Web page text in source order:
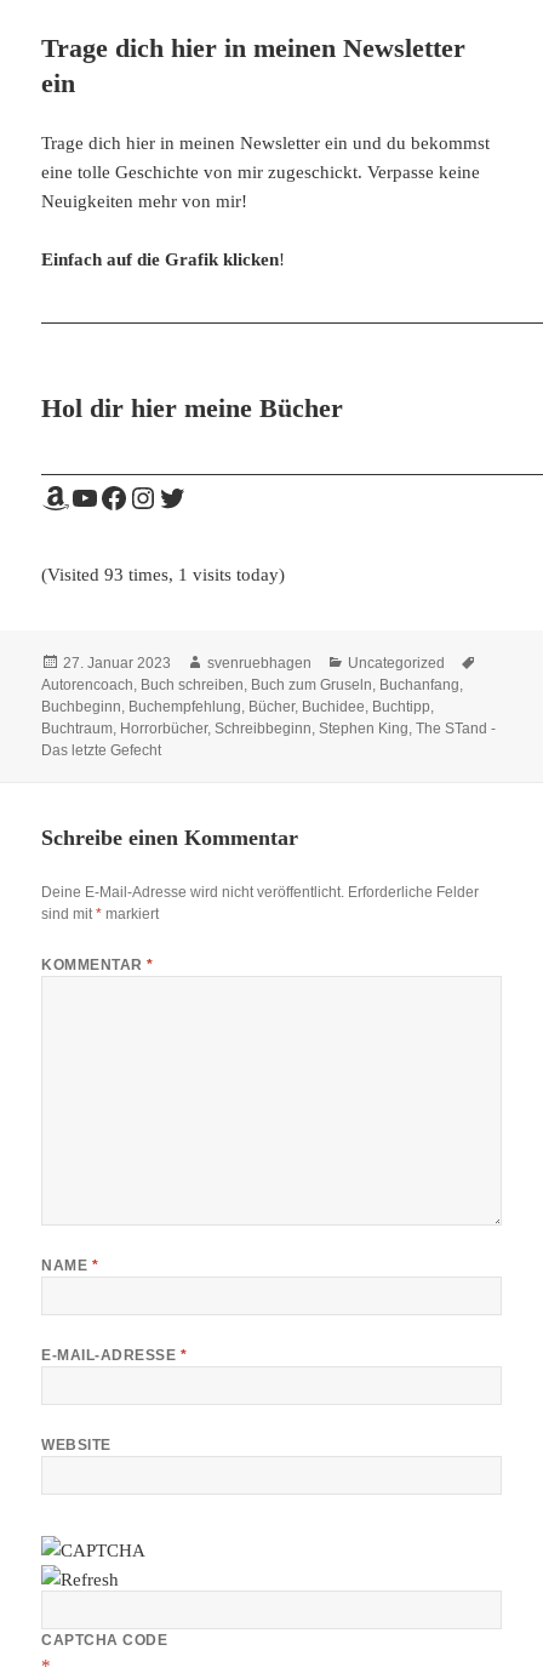
Trage dich hier in meinen Newsletter
ein
Trage dich hier in meinen Newsletter ein und du bekommst
eine tolle Geschichte von mir zugeschickt. Verpasse keine
Neuigkeiten mehr von mir!
Einfach auf die Grafik klicken!
Hol dir hier meine Bücher
Amazon
YouTube
Facebook
Instagram
Twitter
(Visited 93 times, 1 visits today)
Veröffentlicht
am
27. Januar 2023 Autor
svenruebhagen Kategorien
Uncategorized
Autorencoach Buch schreiben Buch zum Gruseln Buchanfang
Buchbeginn Buchempfehlung Bücher, Buchidee Buchtipp
Buchtraum Horrorbücher,Schreibbeginn ,Stephen King ,The STand -
Das letzte Gefecht
Schreibe einen Kommentar
Deine E-Mail-Adresse wird nicht veröffentlicht. Erforderliche Felder
sind mit* markiert
KOMMENTAR*
NAME *
E-MAIL-ADRESSE *
WEBSITE
CAPTCHA CODE
*